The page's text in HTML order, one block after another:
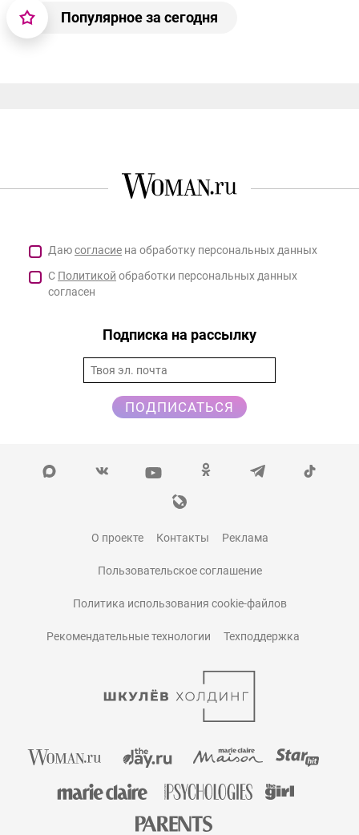
Популярное за сегодня
Даюсогласие на обработку персональных данных
С Политикой обработки персональных данных
согласен
Подписка на рассылку
ПОДПИСАТЬСЯ
О проекте Контакты Реклама
Пользовательское соглашение
Политика использования cookie-файлов
Рекомендательные технологии Техподдержка